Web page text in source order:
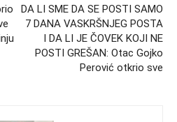
DA LI SME DA SE POSTI SAMO
7 DANA VASKRŠNJEG POSTA
I DA LI JE ČOVEK KOJI NE
POSTI GREŠAN: Otac Gojko
Perović otkrio sve